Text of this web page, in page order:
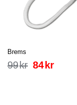
Brems
99kr 84 kr